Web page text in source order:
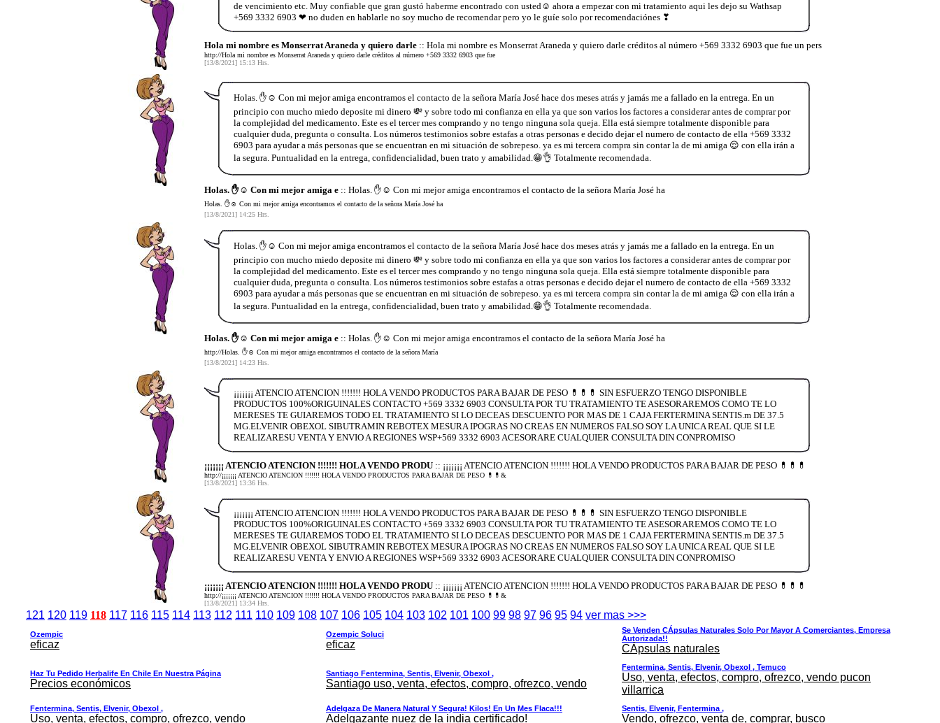
de vencimiento etc. Muy confiable que gran gustó haberme encontrado con usted☺ ahora a empezar con mi tratamiento aqui les dejo su Wathsap
+569 3332 6903 ❤ no duden en hablarle no soy mucho de recomendar pero yo le guíe solo por recomendaciónes ❣
Hola mi nombre es Monserrat Araneda y quiero darle:: Hola mi nombre es Monserrat Araneda y quiero darle créditos al número +569 3332 6903 que fue un pers
http://Hola mi nombre es Monserrat Araneda y quiero darle créditos al número +569 3332 6903 que fue
[13/8/2021] 15:13 Hrs.
Holas. ✋☺️ Con mi mejor amiga encontramos el contacto de la señora María José hace dos meses atrás y jamás me a fallado en la entrega. En un
principio con mucho miedo deposite mi dinero 💸 y sobre todo mi confianza en ella ya que son varios los factores a considerar antes de comprar por
la complejidad del medicamento. Este es el tercer mes comprando y no tengo ninguna sola queja. Ella está siempre totalmente disponible para
cualquier duda, pregunta o consulta. Los números testimonios sobre estafas a otras personas e decido dejar el numero de contacto de ella +569 3332
6903 para ayudar a más personas que se encuentran en mi situación de sobrepeso. ya es mi tercera compra sin contar la de mi amiga 😌 con ella irán a
la segura. Puntualidad en la entrega, confidencialidad, buen trato y amabilidad.😁👌 Totalmente recomendada.
Holas. ✋☺️ Con mi mejor amiga e:: Holas. ✋☺️ Con mi mejor amiga encontramos el contacto de la señora María José ha
Holas. ✋☺️ Con mi mejor amiga encontramos el contacto de la señora María José ha
[13/8/2021] 14:25 Hrs.
Holas. ✋☺️ Con mi mejor amiga encontramos el contacto de la señora María José hace dos meses atrás y jamás me a fallado en la entrega. En un
principio con mucho miedo deposite mi dinero 💸 y sobre todo mi confianza en ella ya que son varios los factores a considerar antes de comprar por
la complejidad del medicamento. Este es el tercer mes comprando y no tengo ninguna sola queja. Ella está siempre totalmente disponible para
cualquier duda, pregunta o consulta. Los números testimonios sobre estafas a otras personas e decido dejar el numero de contacto de ella +569 3332
6903 para ayudar a más personas que se encuentran en mi situación de sobrepeso. ya es mi tercera compra sin contar la de mi amiga 😌 con ella irán a
la segura. Puntualidad en la entrega, confidencialidad, buen trato y amabilidad.😁👌 Totalmente recomendada.
Holas. ✋☺️ Con mi mejor amiga e:: Holas. ✋☺️ Con mi mejor amiga encontramos el contacto de la señora María José ha
http://Holas. ✋☺️ Con mi mejor amiga encontramos el contacto de la señora María
[13/8/2021] 14:23 Hrs.
¡¡¡¡¡¡¡ ATENCIO ATENCION !!!!!!! HOLA VENDO PRODUCTOS PARA BAJAR DE PESO 💊💊💊 SIN ESFUERZO TENGO DISPONIBLE
PRODUCTOS 100%ORIGUINALES CONTACTO +569 3332 6903 CONSULTA POR TU TRATAMIENTO TE ASESORAREMOS COMO TE LO
MERESES TE GUIAREMOS TODO EL TRATAMIENTO SI LO DECEAS DESCUENTO POR MAS DE 1 CAJA FERTERMINA SENTIS.m DE 37.5
MG.ELVENIR OBEXOL SIBUTRAMIN REBOTEX MESURA IPOGRAS NO CREAS EN NUMEROS FALSO SOY LA UNICA REAL QUE SI LE
REALIZARESU VENTA Y ENVIO A REGIONES WSP+569 3332 6903 ACESORARE CUALQUIER CONSULTA DIN CONPROMISO
¡¡¡¡¡¡¡ ATENCIO ATENCION !!!!!!! HOLA VENDO PRODU:: ¡¡¡¡¡¡¡ ATENCIO ATENCION !!!!!!! HOLA VENDO PRODUCTOS PARA BAJAR DE PESO 💊💊💊
http://¡¡¡¡¡¡¡ ATENCIO ATENCION !!!!!!! HOLA VENDO PRODUCTOS PARA BAJAR DE PESO 💊💊&
[13/8/2021] 13:36 Hrs.
¡¡¡¡¡¡¡ ATENCIO ATENCION !!!!!!! HOLA VENDO PRODUCTOS PARA BAJAR DE PESO 💊💊💊 SIN ESFUERZO TENGO DISPONIBLE
PRODUCTOS 100%ORIGUINALES CONTACTO +569 3332 6903 CONSULTA POR TU TRATAMIENTO TE ASESORAREMOS COMO TE LO
MERESES TE GUIAREMOS TODO EL TRATAMIENTO SI LO DECEAS DESCUENTO POR MAS DE 1 CAJA FERTERMINA SENTIS.m DE 37.5
MG.ELVENIR OBEXOL SIBUTRAMIN REBOTEX MESURA IPOGRAS NO CREAS EN NUMEROS FALSO SOY LA UNICA REAL QUE SI LE
REALIZARESU VENTA Y ENVIO A REGIONES WSP+569 3332 6903 ACESORARE CUALQUIER CONSULTA DIN CONPROMISO
¡¡¡¡¡¡¡ ATENCIO ATENCION !!!!!!! HOLA VENDO PRODU:: ¡¡¡¡¡¡¡ ATENCIO ATENCION !!!!!!! HOLA VENDO PRODUCTOS PARA BAJAR DE PESO 💊💊💊
http://¡¡¡¡¡¡¡ ATENCIO ATENCION !!!!!!! HOLA VENDO PRODUCTOS PARA BAJAR DE PESO 💊💊&
[13/8/2021] 13:34 Hrs.
121 120 119 118 117 116 115 114 113 112 111 110 109 108 107 106 105 104 103 102 101 100 99 98 97 96 95 94 ver mas >>>
Ozempic
eficaz
Ozempic Soluci
eficaz
Se Venden CÁpsulas Naturales Solo Por Mayor A Comerciantes, Empresa
Autorizada!!
CÁpsulas naturales
Haz Tu Pedido Herbalife En Chile En Nuestra Página
Precios económicos
Santiago Fentermina, Sentis, Elvenir, Obexol ,
Santiago uso, venta, efectos, compro, ofrezco, vendo
Fentermina, Sentis, Elvenir, Obexol , Temuco
Uso, venta, efectos, compro, ofrezco, vendo pucon
villarrica
Fentermina, Sentis, Elvenir, Obexol ,
Uso, venta, efectos, compro, ofrezco, vendo
Adelgaza De Manera Natural Y Segura! Kilos! En Un Mes Flaca!!!
Adelgazante nuez de la india certificado!
Sentis, Elvenir, Fentermina ,
Vendo, ofrezco, venta de, comprar, busco